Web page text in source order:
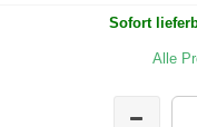
Sofort
Alle